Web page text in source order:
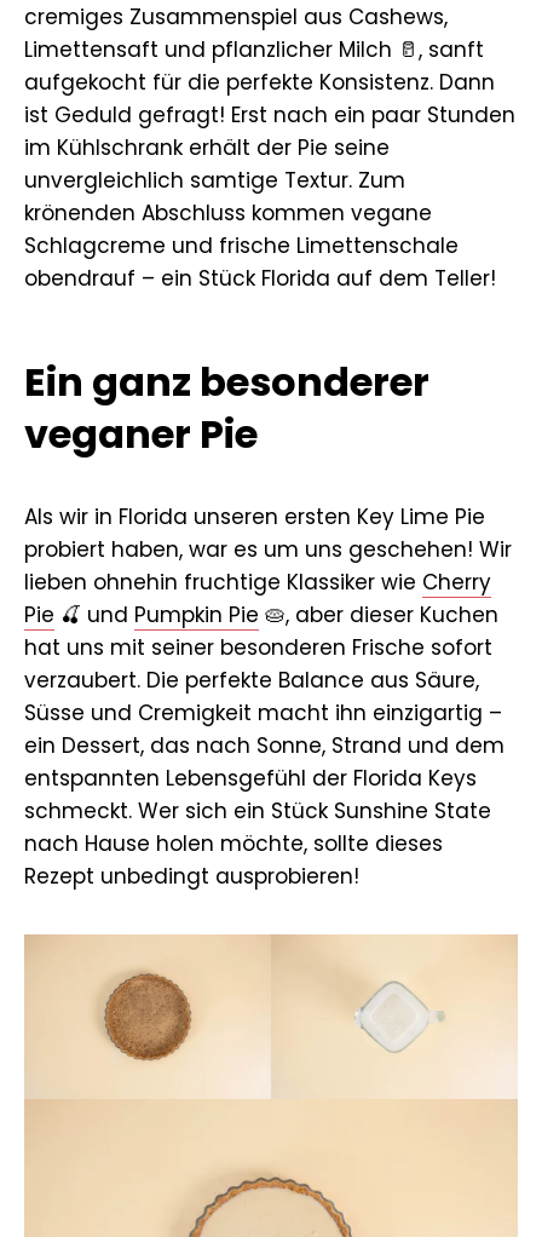
cremiges Zusammenspiel aus Cashews,
Limettensaft und pflanzlicher Milch 🥛, sanft
aufgekocht für die perfekte Konsistenz. Dann
ist Geduld gefragt! Erst nach ein paar Stunden
im Kühlschrank erhält der Pie seine
unvergleichlich samtige Textur. Zum
krönenden Abschluss kommen vegane
Schlagcreme und frische Limettenschale
obendrauf – ein Stück Florida auf dem Teller!
Ein ganz besonderer
veganer Pie
Als wir in Florida unseren ersten Key Lime Pie
probiert haben, war es um uns geschehen! Wir
lieben ohnehin fruchtige Klassiker wie Cherry
Pie 🍒 und Pumpkin Pie 🥧, aber dieser Kuchen
hat uns mit seiner besonderen Frische sofort
verzaubert. Die perfekte Balance aus Säure,
Süsse und Cremigkeit macht ihn einzigartig –
ein Dessert, das nach Sonne, Strand und dem
entspannten Lebensgefühl der Florida Keys
schmeckt. Wer sich ein Stück Sunshine State
nach Hause holen möchte, sollte dieses
Rezept unbedingt ausprobieren!